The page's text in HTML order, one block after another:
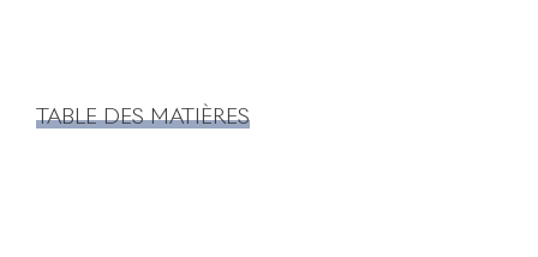
TABLE DES MATIÈRES